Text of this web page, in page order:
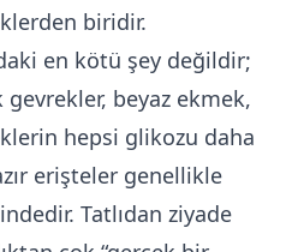
biridir.
en kötü şey değildir;
gevrekler, beyaz ekmek,
hepsi glikozu daha
erişteler genellikle
Tatlıdan ziyade